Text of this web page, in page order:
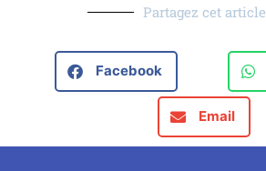
Partagez cet article
Facebook
Email